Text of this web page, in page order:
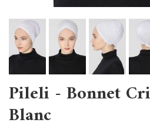
Pileli - Bonnet
Blanc